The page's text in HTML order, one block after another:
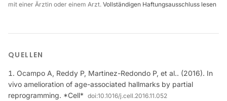
mit einer Ärztin oder einem Arzt. Vollständigen Haftungsausschluss lesen
QUELLEN
Ocampo A, Reddy P, Martinez-Redondo P, et al.. (2016). In
vivo amelioration of age-associated hallmarks by partial
reprogramming. *Cell* doi:10.1016/j.cell.2016.11.052